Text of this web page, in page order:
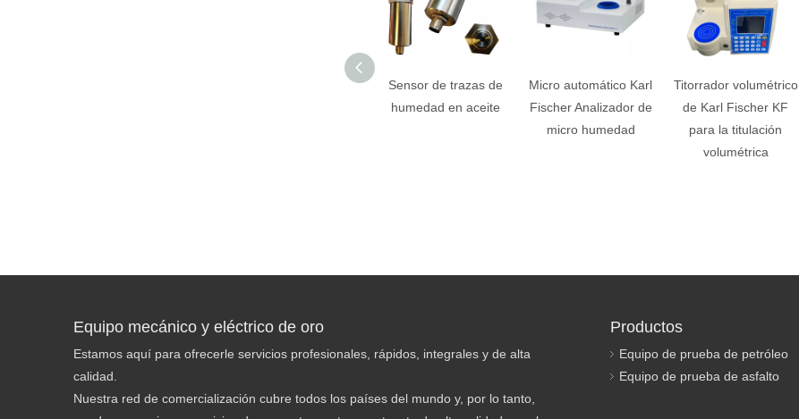
Sensor de trazas de
humedad en aceite
Micro automático Karl
Fischer Analizador de
micro humedad
Titorrador volumétrico
de Karl Fischer KF
para la titulación
volumétrica
Equipo mecánico y eléctrico de oro
Estamos aquí para ofrecerle servicios profesionales, rápidos, integrales y de alta
calidad.
Nuestra red de comercialización cubre todos los países del mundo y, por lo tanto,
Productos
Equipo de prueba de petróleo
Equipo de prueba de asfalto